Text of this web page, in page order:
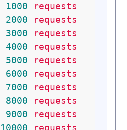
1000
requests
2000
requests
3000
requests
4000
requests
5000
requests
6000
requests
7000
requests
8000
requests
9000
requests
10000 requests